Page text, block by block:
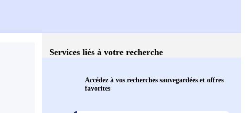
Services liés à votre recherche
Accédez à vos recherches sauvegardées et offres
favorites